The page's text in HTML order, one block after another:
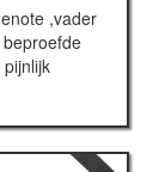
,vader